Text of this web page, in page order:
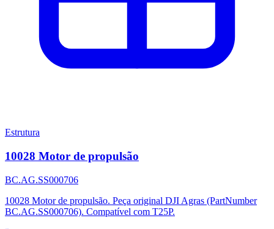
Estrutura
10028 Motor de propulsão
BC.AG.SS000706
10028 Motor de propulsão. Peça original DJI Agras (PartNumber
BC.AG.SS000706). Compatível com T25P.